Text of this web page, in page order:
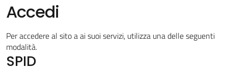
Vivere
Bentivoglio
Accedi
Per accedere al sito a ai suoi servizi, utilizza una delle seguenti
modalità.
SPID